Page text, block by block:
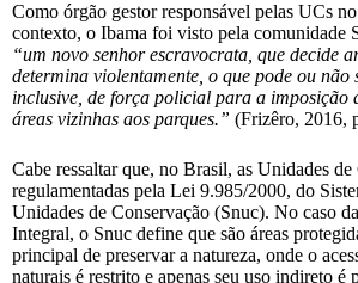
Como órgão gestor responsável pelas UCs
contexto, o Ibama foi visto pela comunidade
“um novo senhor escravocrata, que decide
determina violentamente, o que pode ou não
inclusive, de força policial para a imposição
áreas vizinhas aos parques.” (Frizêro, 2016,
Cabe ressaltar que, no Brasil, as Unidades de
regulamentadas pela Lei 9.985/2000, do
Unidades de Conservação (Snuc). No caso
Integral, o Snuc define que são áreas
principal de preservar a natureza, onde o
naturais é restrito e apenas seu uso indireto é